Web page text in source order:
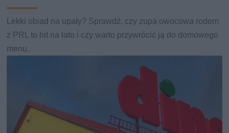
Lekki obiad na upały? Sprawdź, czy zupa owocowa rodem
z PRL to hit na lato i czy warto przywrócić ją do domowego
menu.